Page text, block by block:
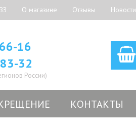
О магазине Отзывы Новости
16
32
России)
КОНТАКТЫ